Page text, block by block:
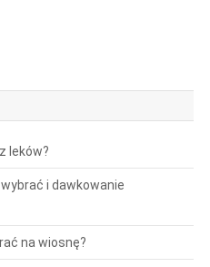
leków?
i dawkowanie
na wiosnę?